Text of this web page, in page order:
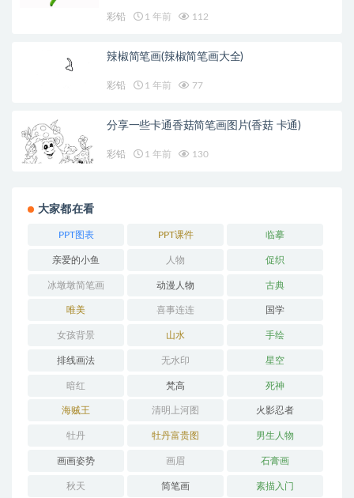
彩铅 1 年前 112
辣椒简笔画(辣椒简笔画大全)
彩铅 1 年前 77
分享一些卡通香菇简笔画图片(香菇 卡通)
彩铅 1 年前 130
大家都在看
PPT图表 PPT课件 临摹
亲爱的小鱼 人物 促织
冰墩墩简笔画 动漫人物 古典
唯美 喜事连连 国学
女孩背景 山水 手绘
排线画法 无水印 星空
暗红 梵高 死神
海贼王 清明上河图 火影忍者
牡丹 牡丹富贵图 男生人物
画画姿势 画眉 石膏画
秋天 简笔画 素描入门